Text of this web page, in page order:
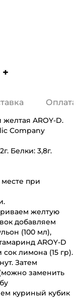
+
Оплата
AROY-D.
Company
Белки: 3,8г.
при
желтую
добавляем
(100 мл),
AROY-D
сок лимона (15 гр).
Затем
заменить
куриный кубик